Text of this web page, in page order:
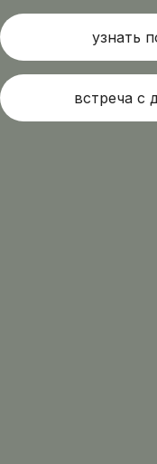
узнать
встреча с